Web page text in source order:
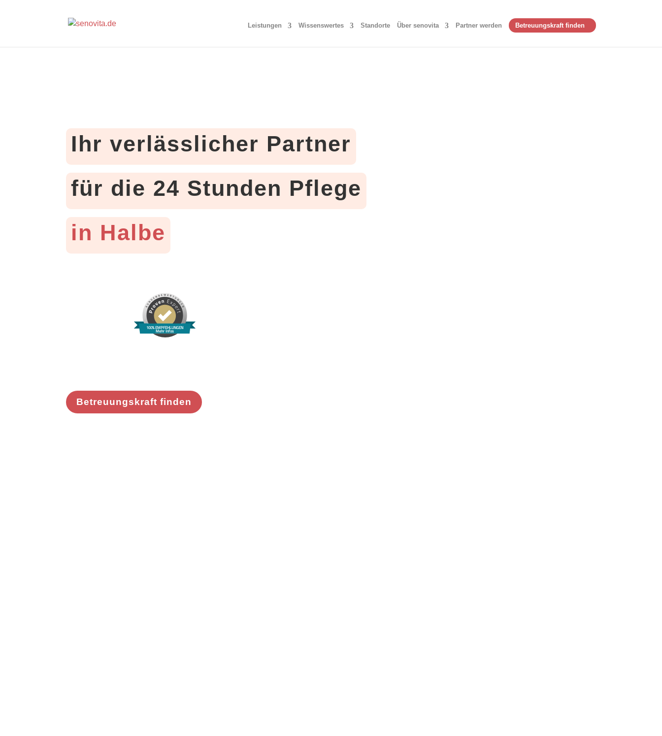
Leistungen Wissenswertes Standorte Über senovita Partner werden Betreuungskraft finden
Ihr verlässlicher Partner
für die 24 Stunden Pflege
in Halbe
100% EMPFEHLUNGEN
Mehr Infos
Betreuungskraft finden